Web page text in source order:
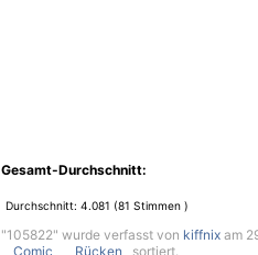
Gesamt-Durchschnitt:
Durchschnitt: 4.081 (81 Stimmen )
"105822" wurde verfasst von kiffnix am
Comic
Rücken
sortiert.